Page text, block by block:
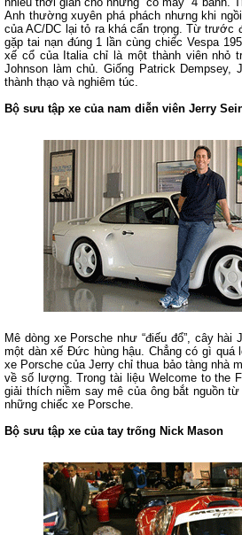
Anh thường xuyên phá phách nhưng khi
của AC/DC lại tỏ ra khá cẩn trọng. Từ trước
gặp tai nạn đúng 1 lần cùng chiếc Vespa
xế cổ của Italia chỉ là một thành viên nhỏ
Johnson làm chủ. Giống Patrick Dempsey,
thành thạo và nghiêm túc.
Bộ sưu tập xe của nam diễn viên Jerry
Mê dòng xe Porsche như “điếu đổ”, cây hài
một dàn xế Đức hùng hậu. Chẳng có gì quá
xe Porsche của Jerry chỉ thua bảo tàng nhà
về số lượng. Trong tài liệu Welcome to the
giải thích niềm say mê của ông bắt nguồn
những chiếc xe Porsche.
Bộ sưu tập xe của tay trống Nick Mason